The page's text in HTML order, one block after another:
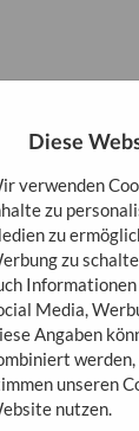
Diese
verwenden
zu
zu
zu
Media,
Angaben
werden,
unseren
nutzen.